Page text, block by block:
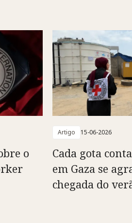
o
Artigo 15-06-2026
Cada gota
em Gaza se
chegada do